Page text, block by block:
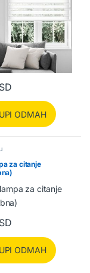
ODMAH
za citanje
ODMAH